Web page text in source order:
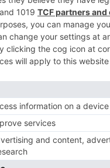
de una de los
se encontraba
personas
sanitarios.
dos dotaciones:
10 bomberos. La
proteger viviendas
evitar la
han dado por